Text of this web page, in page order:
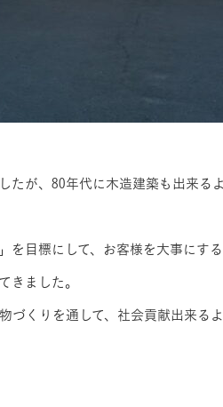
たが、80年代に木造建築も出来る
を目標にして、お客様を大事にす
きました。
くりを通して、社会貢献出来る